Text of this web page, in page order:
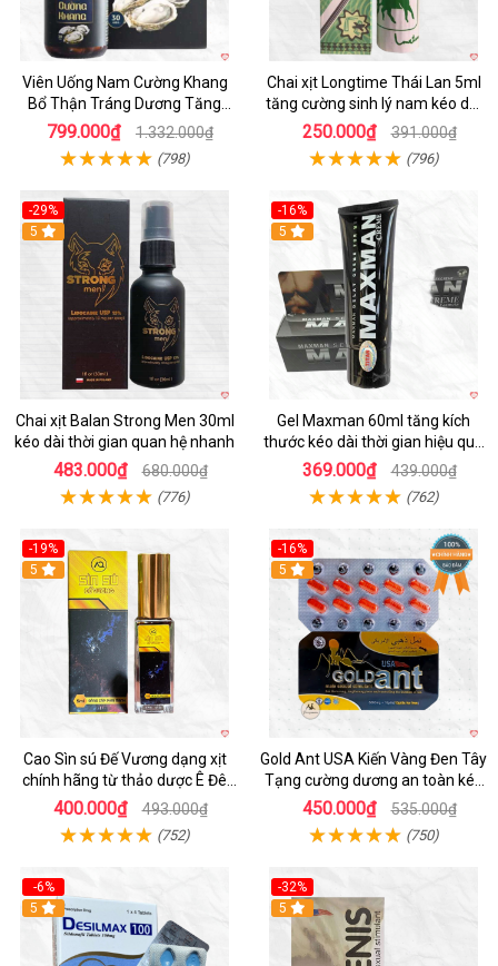
Viên Uống Nam Cường Khang
Bổ Thận Tráng Dương Tăng
Cường Sinh Lý Nam
799.000₫ 1.332.000₫
(798)
Chai xịt Longtime Thái Lan 5ml
tăng cường sinh lý nam kéo dài
quan hệ
250.000₫ 391.000₫
(796)
-29%
5
Chai xịt Balan Strong Men 30ml
kéo dài thời gian quan hệ nhanh
483.000₫ 680.000₫
(776)
-16%
5
Gel Maxman 60ml tăng kích
thước kéo dài thời gian hiệu quả
cho nam
369.000₫ 439.000₫
(762)
-19%
5
Cao Sìn sú Đế Vương dạng xịt
chính hãng từ thảo dược Ê Đê
Việt Nam
400.000₫ 493.000₫
(752)
-16%
5
Gold Ant USA Kiến Vàng Đen Tây
Tạng cường dương an toàn kéo
dài
450.000₫ 535.000₫
(750)
-6%
5
-32%
5